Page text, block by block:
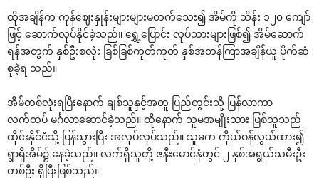
ထိုအချိန်က ကုန်ဈေးနှုန်းများများမတက်သေး၍ အိမ်ကို သိန်း ၁၂၀ ကျော်
ဖြင့် ဆောက်လုပ်နိုင်ခဲ့သည်။ ရွှေ့ပြောင်း လုပ်သားများဖြစ်၍ အိမ်ဆောက်
ရန်အတွက် နှစ်ဦးစလုံး ခြစ်ခြစ်ကုတ်ကုတ် နှစ်အတန်ကြာအချိန်ယူ ပိုက်ဆံ
စုခဲ့ရ သည်။
အိမ်တစ်လုံးရပြီးနောက် ချစ်သူနှင့်အတူ ပြည်တွင်းသို့ ပြန်လာကာ
လက်ထပ် မင်္ဂလာဆောင်ခဲ့သည်။ ထိုနောက် သူမအမျိုးသား ဖြစ်သူသည်
ထိုင်းနိုင်ငံသို့ ပြန်သွားပြီး အလုပ်လုပ်သည်။ သူမက ကိုယ်ဝန်လွယ်ထား၍
ရွာရှိအိမ်၌ နေခဲ့သည်။ လက်ရှိသူတို့ ဇနီးမောင်နှံတွင် ၂ နှစ်အရွယ်သမီးဦး
တစ်ဦး ရှိပြီးဖြစ်သည်။